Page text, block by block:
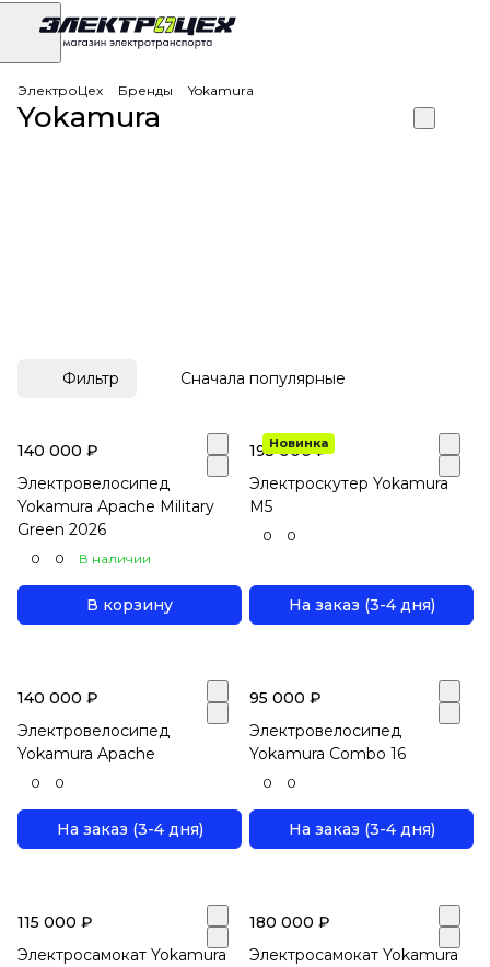
ЭлектроЦех Бренды Yokamura
Yokamura
Фильтр Сначала популярные
140 000 ₽
Электровелосипед
Yokamura Apache Military
Green 2026
0 0 В наличии
В корзину
Новинка
195 000 ₽
Электроскутер Yokamura
M5
0 0
На заказ (3-4 дня)
140 000 ₽
Электровелосипед
Yokamura Apache
0 0
На заказ (3-4 дня)
95 000 ₽
Электровелосипед
Yokamura Combo 16
0 0
На заказ (3-4 дня)
115 000 ₽
Электросамокат Yokamura
180 000 ₽
Электросамокат Yokamura